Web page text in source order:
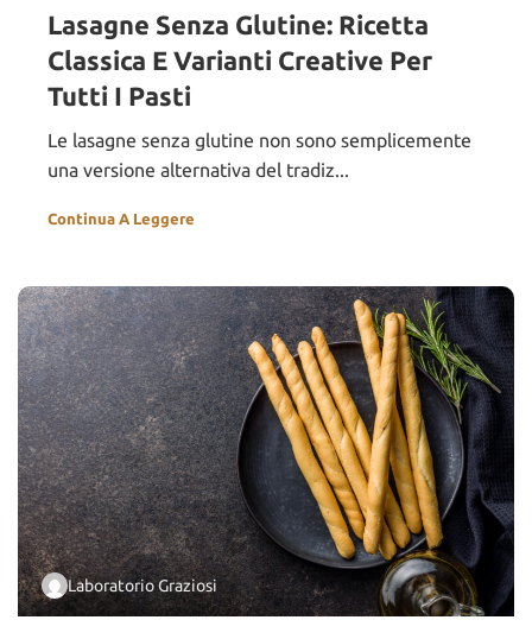
Lasagne Senza Glutine: Ricetta
Classica E Varianti Creative Per
Tutti I Pasti
Le lasagne senza glutine non sono semplicemente
una versione alternativa del tradiz...
Continua A Leggere
Laboratorio Graziosi